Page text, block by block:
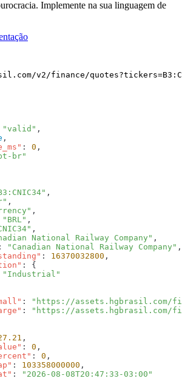
Implemente na sua linguagem de
/v2/finance/quotes?tickers=
"valid"
: 0
"BRL"
National Railway Company"
:
"Canadian National Railway Company"
: 16370032800
:
"https://assets.hgbrasil.com/
:
: 0
: 0
: 103358000000
: